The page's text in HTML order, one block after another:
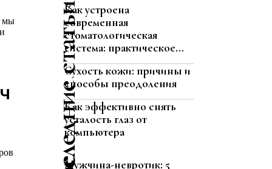
мы
Последние статьи
Как устроена
современная
стоматологическая
система: практическое...
Сухость кожи: причины и
способы преодоления
Как эффективно снять
усталость глаз от
компьютера
Мужчина-невротик: 5